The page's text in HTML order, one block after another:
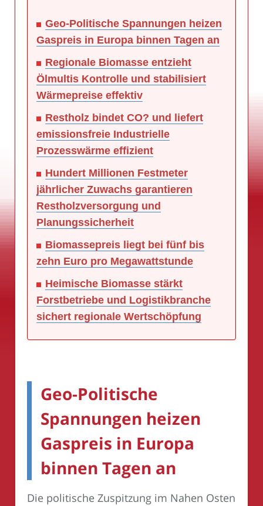
Geo-Politische Spannungen heizen
Gaspreis in Europa binnen Tagen an
Regionale Biomasse entzieht
Ölmultis Kontrolle und stabilisiert
Wärmepreise effektiv
Restholz bindet CO? und liefert
emissionsfreie Industrielle
Prozesswärme effizient
Hundert Millionen Festmeter
jährlicher Zuwachs garantieren
Restholzversorgung und
Planungssicherheit
Biomassepreis liegt bei fünf bis
zehn Euro pro Megawattstunde
Heimische Biomasse stärkt
Forstbetriebe und Logistikbranche
sichert regionale Wertschöpfung
Geo-Politische
Spannungen heizen
Gaspreis in Europa
binnen Tagen an
Die politische Zuspitzung im Nahen Osten